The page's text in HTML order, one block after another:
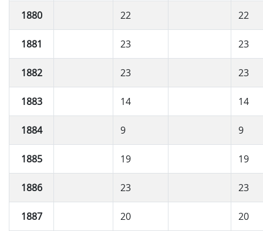
1880 22 22
1881 23 23
1882 23 23
1883 14 14
1884 9 9
1885 19 19
1886 23 23
1887 20 20